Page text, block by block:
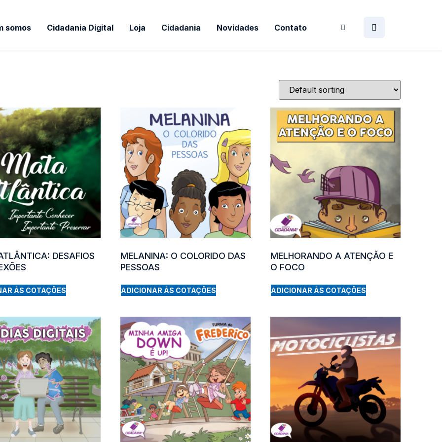
somos Cidadania Digital Loja Cidadania Novidades Contato
DESAFIOS
ÀS COTAÇÕES
MELANINA: O COLORIDO DAS
PESSOAS
ADICIONAR ÀS COTAÇÕES
MELHORANDO A ATENÇÃO E
O FOCO
ADICIONAR ÀS COTAÇÕES